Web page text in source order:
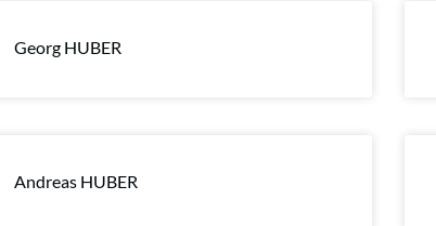
Georg HUBER
Andreas HUBER